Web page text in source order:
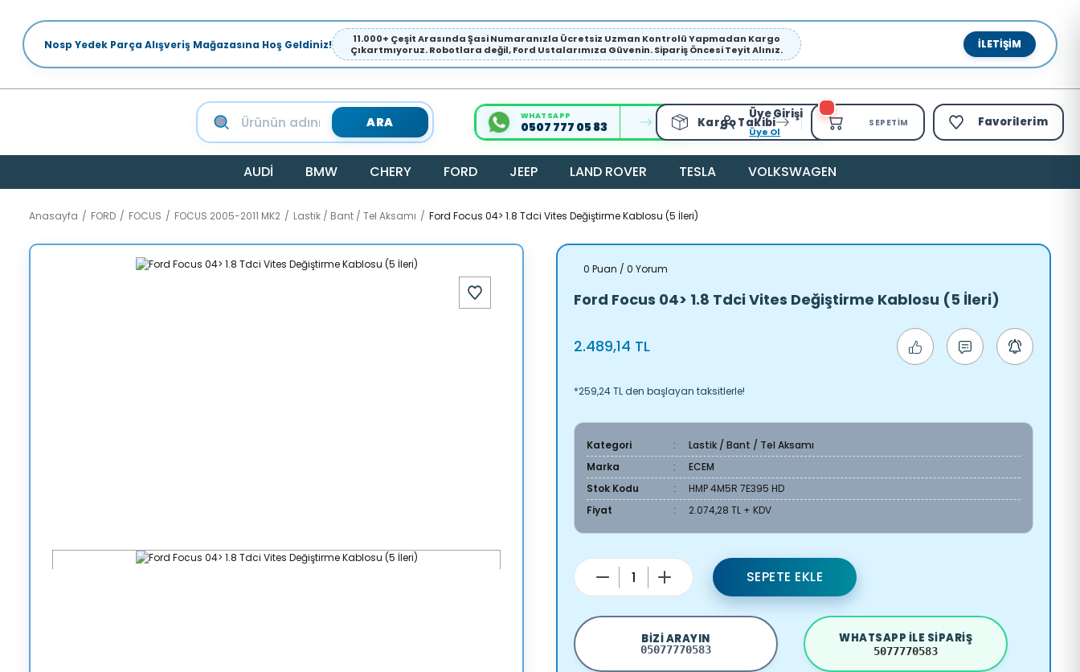
Nosp Yedek Parça Alışveriş Mağazasına Hoş Geldiniz!
11.000+ Çeşit Arasında Şasi Numaranızla Ücretsiz Uzman Kontrolü Yapmadan Kargo
Çıkartmıyoruz. Robotlara değil, Ford Ustalarımıza Güvenin. Sipariş Öncesi Teyit Alınız.
İLETIŞIM
ARA WHATSAPP
0507 777 05 83 Kargo Takibi
Üye Girişi
Üye Ol
SEPETIM Favorilerim
AUDİ BMW CHERY FORD JEEP LAND ROVER TESLA VOLKSWAGEN
Anasayfa FORD FOCUS FOCUS 2005-2011 MK2 Lastik / Bant / Tel Aksamı Ford Focus 04> 1.8 Tdci Vites Değiştirme Kablosu (5 İleri)
0 Puan / 0 Yorum
Ford Focus 04> 1.8 Tdci Vites Değiştirme Kablosu (5 İleri)
2.489,14 TL
*259,24 TL den başlayan taksitlerle!
Kategori
Lastik / Bant / Tel Aksamı
Marka
ECEM
Stok Kodu
HMP 4M5R 7E395 HD
Fiyat
2.074,28 TL + KDV
SEPETE EKLE
BIZI ARAYIN
05077770583
WHATSAPP ILE SIPARIŞ
5077770583